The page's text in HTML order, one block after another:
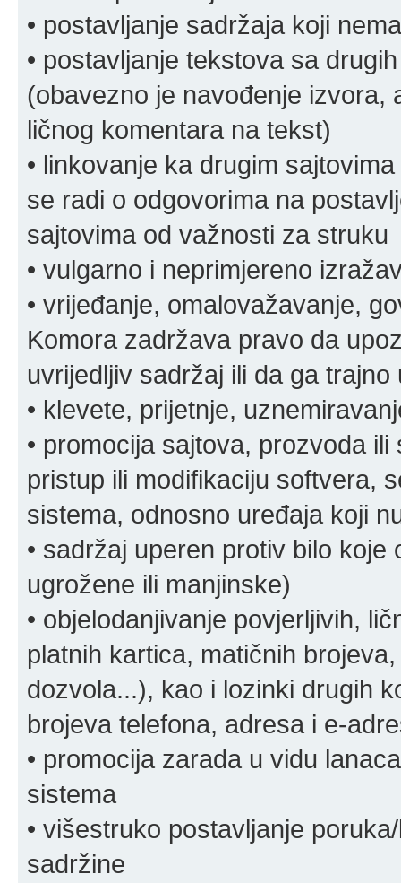
• postavljanje sadržaja koji
• postavljanje tekstova sa
(obavezno je navođenje izvora,
ličnog komentara na tekst)
• linkovanje ka drugim
se radi o odgovorima na
sajtovima od važnosti za struku
• vulgarno i neprimjereno
• vrijeđanje, omalovažavanje,
Komora zadržava pravo da
uvrijedljiv sadržaj ili da ga trajno
• klevete, prijetnje,
• promocija sajtova, prozvoda
pristup ili modifikaciju softvera,
sistema, odnosno uređaja koji
• sadržaj uperen protiv bilo
ugrožene ili manjinske)
• objelodanjivanje povjerljivih,
platnih kartica, matičnih
dozvola...), kao i lozinki drugih
brojeva telefona, adresa i e-
• promocija zarada u vidu
sistema
• višestruko postavljanje
sadržine